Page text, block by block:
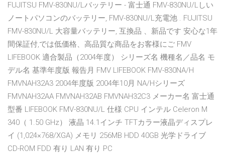
FUJITSU FMV-830NU/Lバッテリー - 富士通 FMV-830NU/Lしい
ノートパソコンのバッテリー, FMV-830NU/L充電池 . FUJITSU
FMV-830NU/L 大容量バッテリー, 互換品 、新品です 安心な1年
間保証付,では低価格、高品質な商品をお客様にご FMV
LIFEBOOK 適合製品（2004年度） シリーズ名 機種名／品名 モ
デル名 基準年度版 報告月 FMV LIFEBOOK FMV-830NA/H
FMVNAH32A3 2004年度版 2004年10月 NA/Hシリーズ
FMVNAH32AA FMVNAH32AB FMVNAH32C3 メーカー名 富士通
型番 LIFEBOOK FMV-830NU/L 仕様 CPU インテル Celeron M
340（ 1.50 GHz） 液晶 14.1インチ TFTカラー液晶ディスプレ
イ (1,024×768/XGA) メモリ 256MB HDD 40GB 光学ドライブ
CD-ROM FDD 有り LAN 有り PC